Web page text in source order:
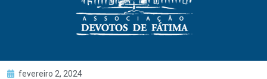
fevereiro 2, 2024